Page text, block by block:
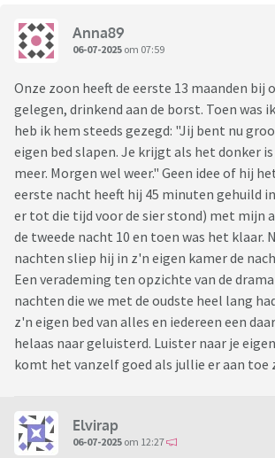
Anna89
06-07-2025 om 07:59
Onze zoon heeft de eerste 13 maanden bij
gelegen, drinkend aan de borst. Toen was
heb ik hem steeds gezegd: "Jij bent nu
eigen bed slapen. Je krijgt als het donker
meer. Morgen wel weer." Geen idee of hij
eerste nacht heeft hij 45 minuten gehuild
er tot die tijd voor de sier stond) met mijn
de tweede nacht 10 en toen was het klaar.
nachten sliep hij in z'n eigen kamer de
Een verademing ten opzichte van de
nachten die we met de oudste heel lang
z'n eigen bed van alles en iedereen een
helaas naar geluisterd. Luister naar je
komt het vanzelf goed als jullie er aan toe
Elvirap
06-07-2025 om 12:27